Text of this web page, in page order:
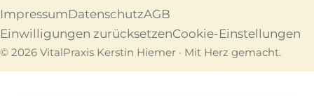
ImpressumDatenschutzAGB
Einwilligungen zurücksetzenCookie-Einstellungen
© 2026 VitalPraxis Kerstin Hiemer · Mit Herz gemacht.